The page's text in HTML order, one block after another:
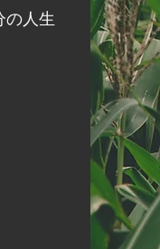
の人生